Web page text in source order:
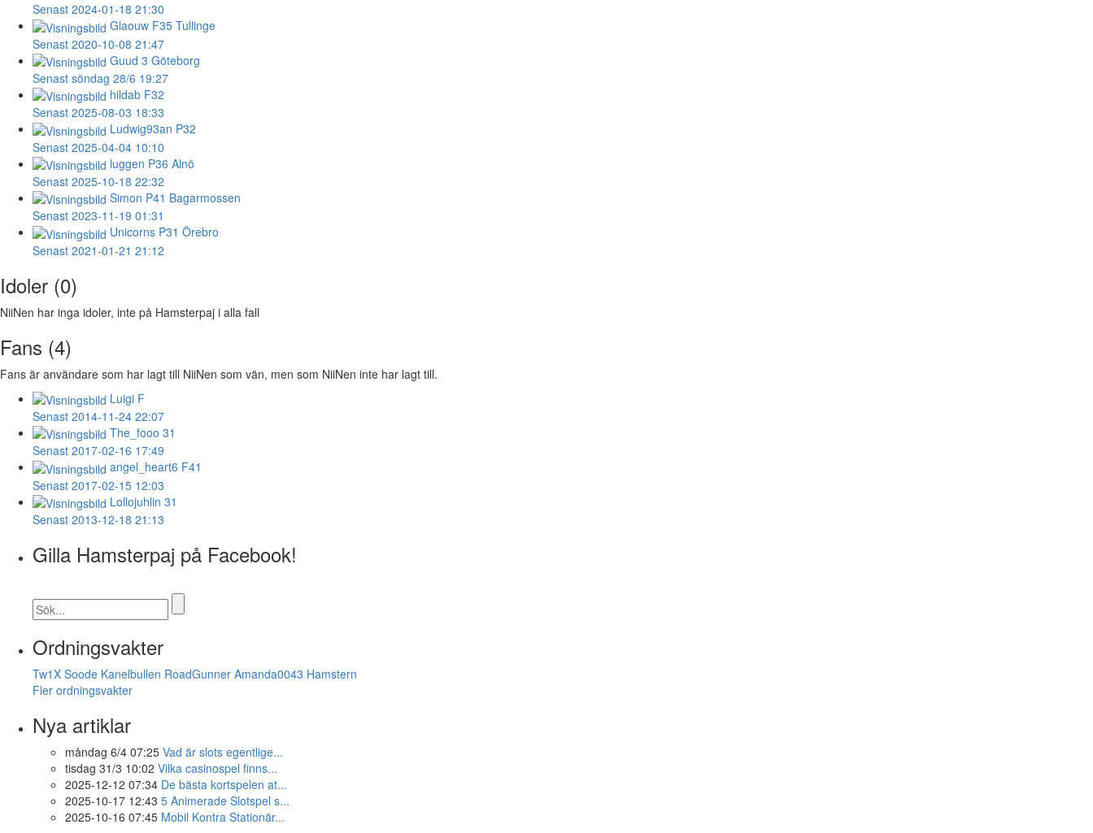
Senast 2024-01-18 21:30
Glaouw F35 Tullinge
Senast 2020-10-08 21:47
Guud 3 Göteborg
Senast söndag 28/6 19:27
hildab F32
Senast 2025-08-03 18:33
Ludwig93an P32
Senast 2025-04-04 10:10
luggen P36 Alnö
Senast 2025-10-18 22:32
Simon P41 Bagarmossen
Senast 2023-11-19 01:31
Unicorns P31 Örebro
Senast 2021-01-21 21:12
Idoler (0)
NiiNen har inga idoler, inte på Hamsterpaj i alla fall
Fans (4)
Fans är användare som har lagt till NiiNen som vän, men som NiiNen inte har lagt till.
Luigi F
Senast 2014-11-24 22:07
The_fooo 31
Senast 2017-02-16 17:49
angel_heart6 F41
Senast 2017-02-15 12:03
Lollojuhlin 31
Senast 2013-12-18 21:13
Gilla Hamsterpaj på Facebook!
Ordningsvakter
Tw1X Soode Kanelbullen RoadGunner Amanda0043 Hamstern
Fler ordningsvakter
Nya artiklar
måndag 6/4 07:25 Vad är slots egentlige...
tisdag 31/3 10:02 Vilka casinospel finns...
2025-12-12 07:34 De bästa kortspelen at...
2025-10-17 12:43 5 Animerade Slotspel s...
2025-10-16 07:45 Mobil Kontra Stationär...